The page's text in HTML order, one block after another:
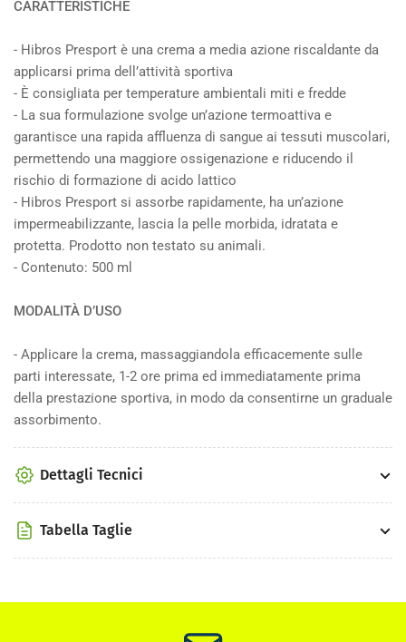
CARATTERISTICHE
- Hibros Presport è una crema a media azione riscaldante da
applicarsi prima dell’attività sportiva
- È consigliata per temperature ambientali miti e fredde
- La sua formulazione svolge un’azione termoattiva e
garantisce una rapida affluenza di sangue ai tessuti muscolari,
permettendo una maggiore ossigenazione e riducendo il
rischio di formazione di acido lattico
- Hibros Presport si assorbe rapidamente, ha un’azione
impermeabilizzante, lascia la pelle morbida, idratata e
protetta. Prodotto non testato su animali.
- Contenuto: 500 ml
MODALITÀ D’USO
- Applicare la crema, massaggiandola efficacemente sulle
parti interessate, 1-2 ore prima ed immediatamente prima
della prestazione sportiva, in modo da consentirne un graduale
assorbimento.
Dettagli Tecnici
Tabella Taglie